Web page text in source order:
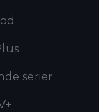
serier